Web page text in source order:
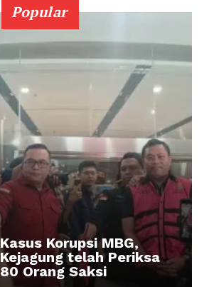
Popular
Kasus Korupsi MBG,
Kejagung telah Periksa
80 Orang Saksi